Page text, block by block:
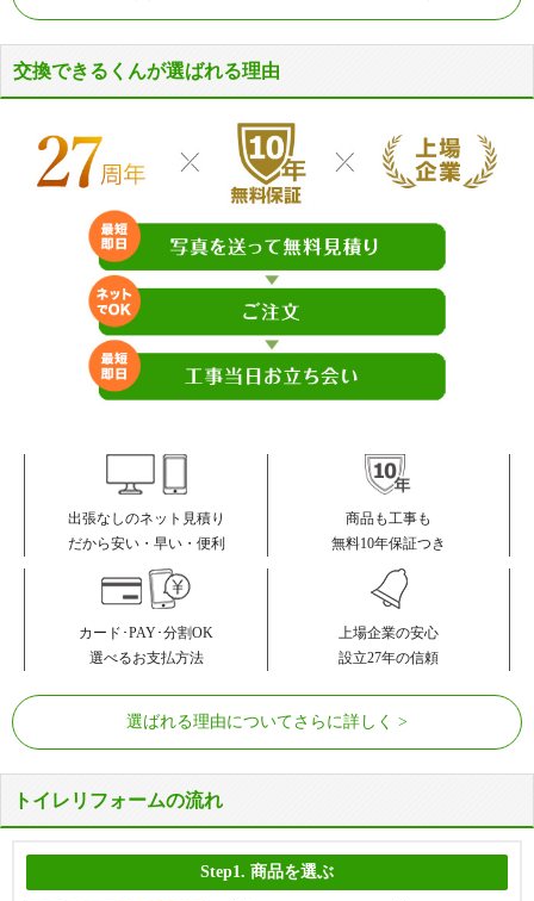
交換できるくんが選ばれる理由
出張なしのネット見積り
だから安い・早い・便利
商品も工事も
無料10年保証つき
カード･PAY･分割OK
選べるお支払方法
上場企業の安心
設立27年の信頼
選ばれる理由についてさらに詳しく
トイレリフォームの流れ
Step1. 商品を選ぶ